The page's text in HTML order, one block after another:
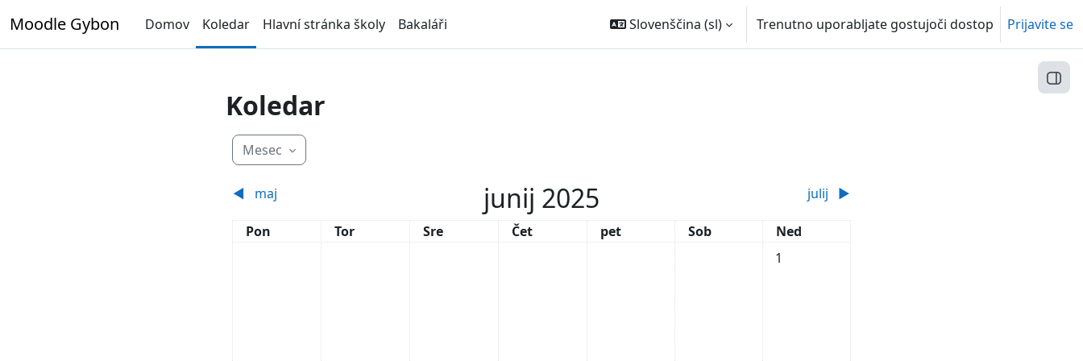
Moodle Gybon Domov Koledar Hlavní stránka školy Bakaláři Slovenščina ‎(sl)‎ Trenutno uporabljate gostujoči dostop Prijavite se
Koledar
Mesec
◀︎ maj junij 2025 julij ▶︎
Ponedeljek
Pon Torek
Tor Sreda
Sre Četrtek
Čet petek
pet Sobota
Sob Nedelja
Ned
Ni dogodkov, nedelja, 1. junij
1